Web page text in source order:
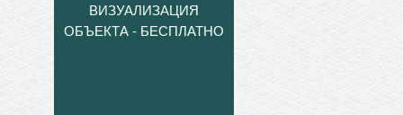
ВИЗУАЛИЗАЦИЯ
ОБЪЕКТА - БЕСПЛАТНО